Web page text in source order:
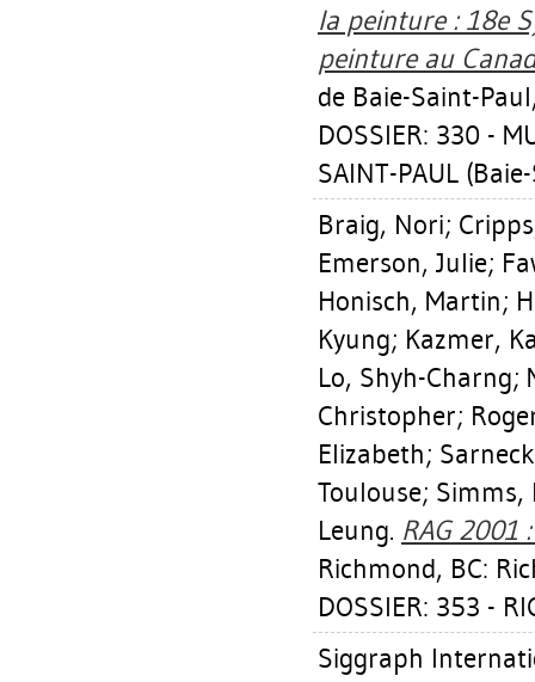
la peinture : 18e
peinture au
de Baie-Saint-
DOSSIER: 330 -
SAINT-PAUL
Braig, Nori;
Emerson, Julie;
Honisch, Martin;
Kyung; Kazmer,
Lo, Shyh-Charng;
Christopher;
Elizabeth;
Toulouse; Simms,
Leung. RAG
Richmond, BC:
DOSSIER: 353 -
Siggraph